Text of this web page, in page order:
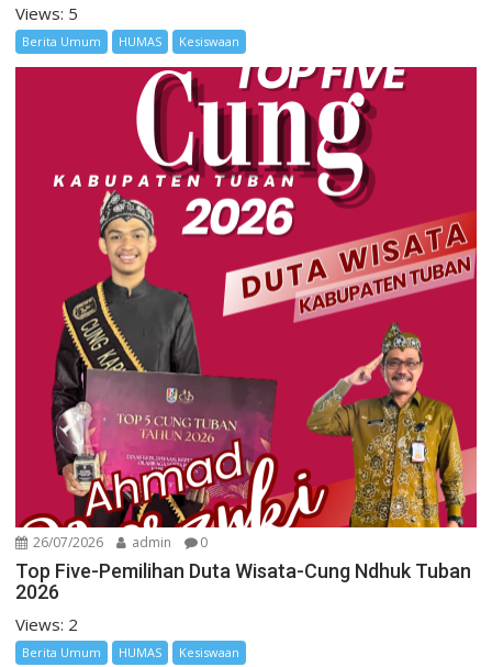
Views: 5
Berita Umum HUMAS Kesiswaan
26/07/2026 admin 0
Top Five-Pemilihan Duta Wisata-Cung Ndhuk Tuban
2026
Views: 2
Berita Umum HUMAS Kesiswaan